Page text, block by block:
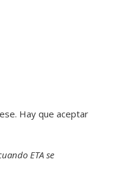
Hay que aceptar
ETA se